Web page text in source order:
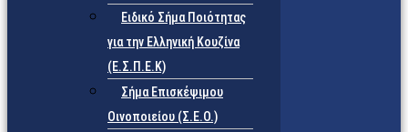
Ειδικό Σήμα Ποιότητας
για την Ελληνική Κουζίνα
(Ε.Σ.Π.Ε.Κ)
Σήμα Επισκέψιμου
Οινοποιείου (Σ.Ε.Ο.)